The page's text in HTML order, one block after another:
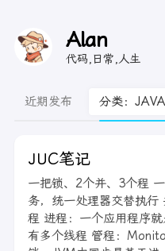
Alan
代码,日常,人生
近期发布 分类：
JUC笔记
一把锁、2个并、3个程
务，统一处理器交替执行
程 进程：一个应用程序
有多个线程 管程：